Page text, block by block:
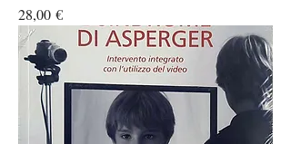
Prezzo
28,00 €